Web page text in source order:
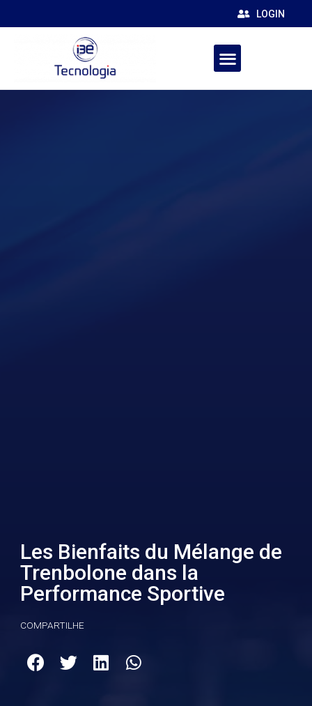
LOGIN
Les Bienfaits du Mélange de
Trenbolone dans la
Performance Sportive
COMPARTILHE